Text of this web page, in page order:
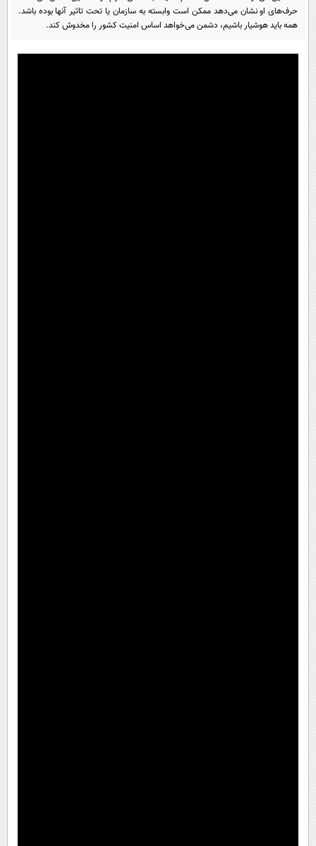
سرگرمی
پیامک
روانشناسی
آشپزی
حرف‌های او نشان می‌دهد ممکن است وابسته به سازمان یا تحت تاثیر آنها بوده باشد.
همه باید هوشیار باشیم، دشمن می‌خواهد اساس امنیت کشور را مخدوش کند.